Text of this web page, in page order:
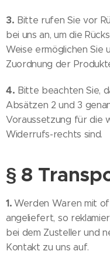
3. Bitte rufen Sie vor
bei uns an, um die
Weise ermöglichen Sie
Zuordnung der
4. Bitte beachten Sie,
Absätzen 2 und 3
Voraussetzung für die
Widerrufs-rechts sind.
§ 8
1.Werden Waren mit
angeliefert, so
bei dem Zusteller und
Kontakt zu uns auf.